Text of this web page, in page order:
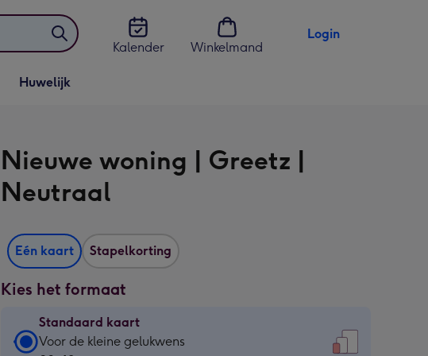
Kalender
Winkelmand
Login
Vervolgkeuzelijst
Huwelijk openen
Huwelijk
Nieuwe woning | Greetz |
Neutraal
Eén kaart Stapelkorting
Kies het formaat
Standaard kaart
Standaard
Voor de kleine gelukwens